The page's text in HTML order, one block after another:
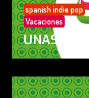
spanish indie pop
Vacaciones
UNAS